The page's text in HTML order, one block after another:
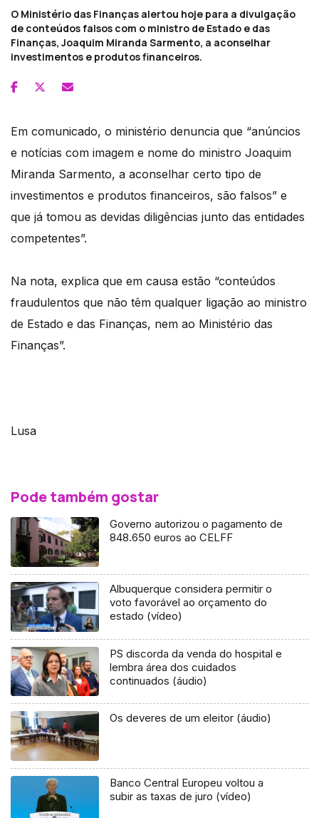
O Ministério das Finanças alertou hoje para a divulgação
de conteúdos falsos com o ministro de Estado e das
Finanças, Joaquim Miranda Sarmento, a aconselhar
investimentos e produtos financeiros.
Em comunicado, o ministério denuncia que “anúncios
e notícias com imagem e nome do ministro Joaquim
Miranda Sarmento, a aconselhar certo tipo de
investimentos e produtos financeiros, são falsos” e
que já tomou as devidas diligências junto das entidades
competentes”.
Na nota, explica que em causa estão “conteúdos
fraudulentos que não têm qualquer ligação ao ministro
de Estado e das Finanças, nem ao Ministério das
Finanças”.
Lusa
Pode também gostar
Governo autorizou o pagamento de
848.650 euros ao CELFF
Albuquerque considera permitir o
voto favorável ao orçamento do
estado (vídeo)
PS discorda da venda do hospital e
lembra área dos cuidados
continuados (áudio)
Os deveres de um eleitor (áudio)
Banco Central Europeu voltou a
subir as taxas de juro (vídeo)